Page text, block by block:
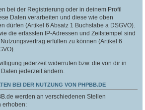
bei der Registrierung oder in deinem Profil
Daten verarbeiten und diese wie oben
dürfen (Artikel 6 Absatz 1 Buchstabe a DSGVO).
die erfassten IP-Adressen und Zeitstempel sind
erfüllen zu können (Artikel 6
jederzeit widerrufen bzw. die von dir in
jederzeit ändern.
BEI DER NUTZUNG VON PHPBB.DE
werden an verschiedenen Stellen
erhoben: